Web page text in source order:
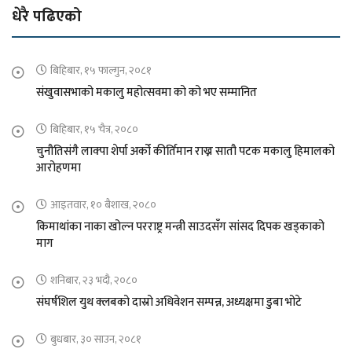
धेरै पढिएको
बिहिबार, १५ फाल्गुन, २०८१
संखुवासभाको मकालु महोत्सवमा को को भए सम्मानित
बिहिबार, १५ चैत्र, २०८०
चुनौतिसंगै लाक्पा शेर्पा अर्को कीर्तिमान राख्न सातौ पटक मकालु हिमालको
आरोहणमा
आइतवार, १० बैशाख, २०८०
किमाथांका नाका खोल्न परराष्ट्र मन्त्री साउदसँग सांसद दिपक खड्काको
माग
शनिबार, २३ भदौ, २०८०
संघर्षशिल युथ क्लबको दास्रो अधिवेशन सम्पन्न, अध्यक्षमा डुबा भोटे
बुधबार, ३० साउन, २०८१